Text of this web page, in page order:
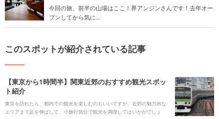
今回の旅、前半の山場はここ！界アンジンさんです！去年オー
プンしてから気に...
このスポットが紹介されている記事
【東京から1時間半】関東近郊のおすすめ観光スポッ
ト紹介
東京を訪れたら、都内での観光を楽しむのもいいですが、近郊の魅力的な
エリアまで足を伸ばして、小旅行気分で観光を満喫してはいかがでしょ